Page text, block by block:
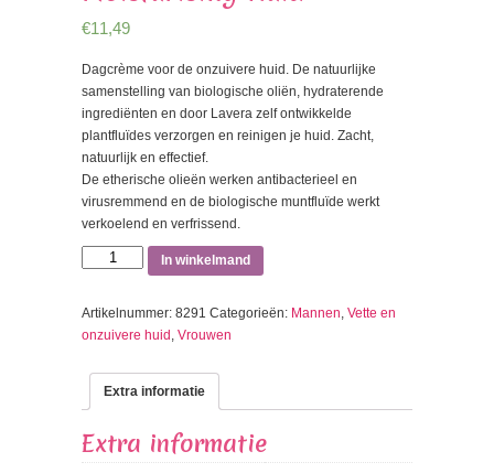
€11,49
Dagcrème voor de onzuivere huid. De natuurlijke
samenstelling van biologische oliën, hydraterende
ingrediënten en door Lavera zelf ontwikkelde
plantfluïdes verzorgen en reinigen je huid. Zacht,
natuurlijk en effectief.
De etherische olieën werken antibacterieel en
virusremmend en de biologische muntfluïde werkt
verkoelend en verfrissend.
In winkelmand
Artikelnummer: 8291 Categorieën: Mannen, Vette en
onzuivere huid, Vrouwen
Extra informatie
Extra informatie